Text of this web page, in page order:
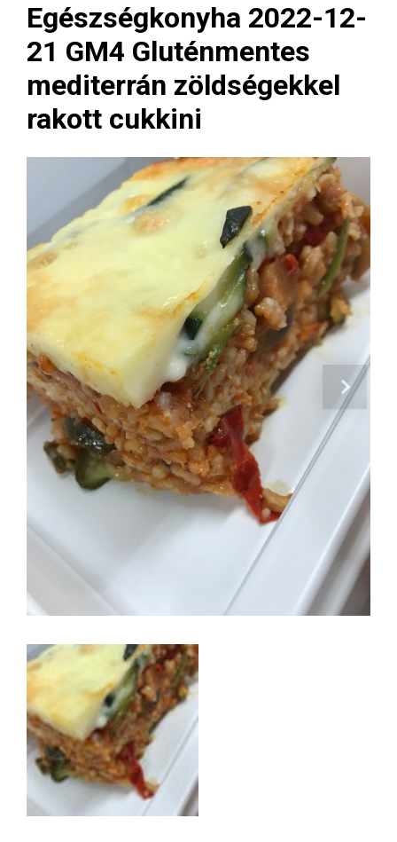
Egészségkonyha 2022-12-
21 GM4 Gluténmentes
mediterrán zöldségekkel
rakott cukkini
Next